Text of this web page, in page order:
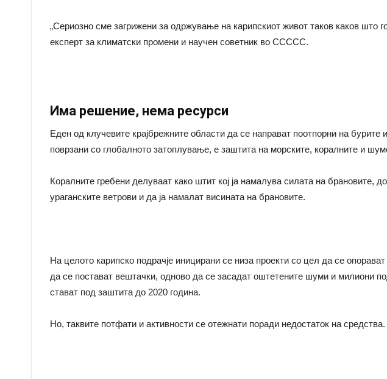
„Сериозно сме загрижени за одржување на карипскиот живот таков каков што
експерт за климатски промени и научен советник во ССССС.
Има решение, нема ресурси
Еден од клучевите крајбрежните области да се направат поотпорни на бурите
поврзани со глобалното затоплување, е заштита на морските, коралните и
Коралните гребени делуваат како штит кој ја намалува силата на брановите,
ураганските ветрови и да ја намалат висината на брановите.
На целото карипско подрачје иницирани се низа проекти со цел да се
да се постават вештачки, одново да се засадат оштетените шуми и милиони
стават под заштита до 2020 година.
Но, таквите потфати и активности се отежнати поради недостаток на средства.